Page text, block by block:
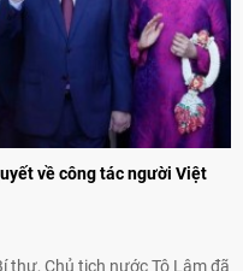
về công tác người Việt
thư, Chủ tịch nước Tô Lâm đã